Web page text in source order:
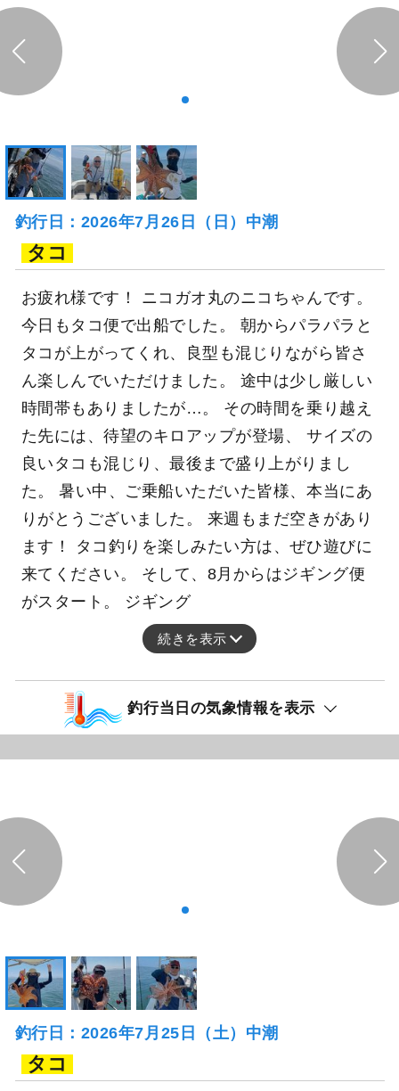
釣行日：2026年7月26日（日）中潮
タコ
お疲れ様です！ ニコガオ丸のニコちゃんです。
今日もタコ便で出船でした。 朝からパラパラと
タコが上がってくれ、良型も混じりながら皆さ
ん楽しんでいただけました。 途中は少し厳しい
時間帯もありましたが…。 その時間を乗り越え
た先には、待望のキロアップが登場、 サイズの
良いタコも混じり、最後まで盛り上がりまし
た。 暑い中、ご乗船いただいた皆様、本当にあ
りがとうございました。 来週もまだ空きがあり
ます！ タコ釣りを楽しみたい方は、ぜひ遊びに
来てください。 そして、8月からはジギング便
がスタート。 ジギング
続きを表示
釣行当日の気象情報を表示
釣行日：2026年7月25日（土）中潮
タコ